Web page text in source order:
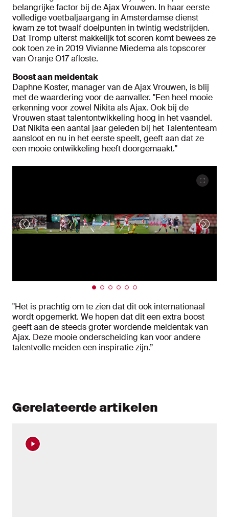
belangrijke factor bij de Ajax Vrouwen. In haar eerste
volledige voetbaljaargang in Amsterdamse dienst
kwam ze tot twaalf doelpunten in twintig wedstrijden.
Dat Tromp uiterst makkelijk tot scoren komt bewees ze
ook toen ze in 2019 Vivianne Miedema als topscorer
van Oranje O17 afloste.
Boost aan meidentak
Daphne Koster, manager van de Ajax Vrouwen, is blij
met de waardering voor de aanvaller. "Een heel mooie
erkenning voor zowel Nikita als Ajax. Ook bij de
Vrouwen staat talentontwikkeling hoog in het vaandel.
Dat Nikita een aantal jaar geleden bij het Talententeam
aansloot en nu in het eerste speelt, geeft aan dat ze
een mooie ontwikkeling heeft doorgemaakt."
"Het is prachtig om te zien dat dit ook internationaal
wordt opgemerkt. We hopen dat dit een extra boost
geeft aan de steeds groter wordende meidentak van
Ajax. Deze mooie onderscheiding kan voor andere
talentvolle meiden een inspiratie zijn.”
Gerelateerde artikelen